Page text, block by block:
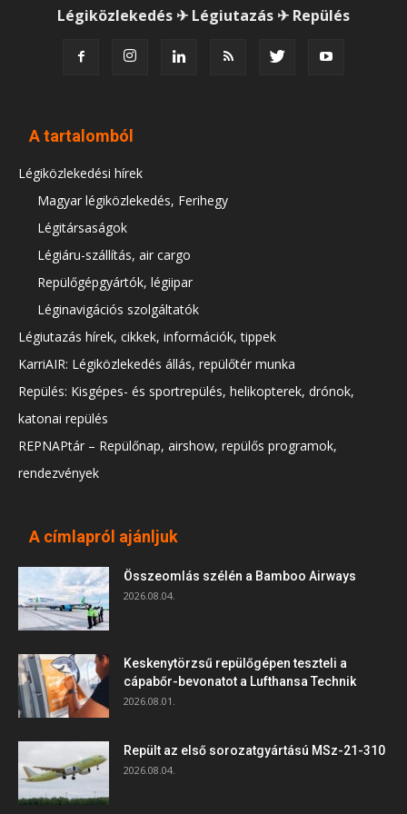
Légiközlekedés ✈ Légiutazás ✈ Repülés
A tartalomból
Légiközlekedési hírek
Magyar légiközlekedés, Ferihegy
Légitársaságok
Légiáru-szállítás, air cargo
Repülőgépgyártók, légiipar
Léginavigációs szolgáltatók
Légiutazás hírek, cikkek, információk, tippek
KarriAIR: Légiközlekedés állás, repülőtér munka
Repülés: Kisgépes- és sportrepülés, helikopterek, drónok,
katonai repülés
REPNAPtár – Repülőnap, airshow, repülős programok,
rendezvények
A címlapról ajánljuk
Összeomlás szélén a Bamboo Airways
2026.08.04.
Keskenytörzsű repülőgépen teszteli a
cápabőr-bevonatot a Lufthansa Technik
2026.08.01.
Repült az első sorozatgyártású MSz-21-310
2026.08.04.